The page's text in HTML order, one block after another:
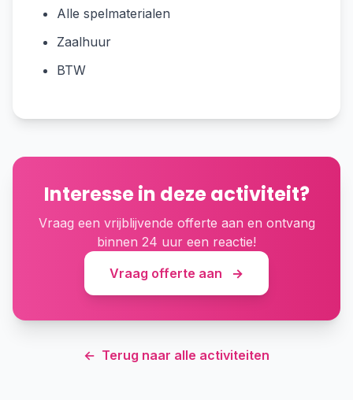
Alle spelmaterialen
Zaalhuur
BTW
Interesse in deze activiteit?
Vraag een vrijblijvende offerte aan en ontvang
binnen 24 uur een reactie!
Vraag offerte aan
→
← Terug naar alle activiteiten